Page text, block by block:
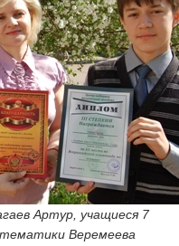
Артур, учащиеся 7
Веремеева